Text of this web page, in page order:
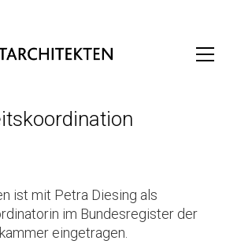
ist mit Petra Diesing als
im Bundesregister der
eingetragen.